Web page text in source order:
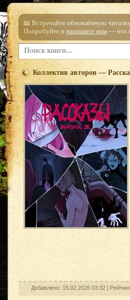
📖 Встречайте обновлённую
Попробуйте и напишите нам — что
Коллектив авторов —
Добавлено: 15.02.2026 03:32 |